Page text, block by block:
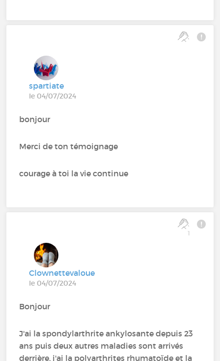
spartiate
le 04/07/2024
bonjour
Merci de ton témoignage
courage à toi la vie continue
1
Clownettevaloue
le 04/07/2024
Bonjour
J'ai la spondylarthrite ankylosante depuis 23
ans puis deux autres maladies sont arrivés
derrière, j'ai la polyarthrites rhumatoïde et la